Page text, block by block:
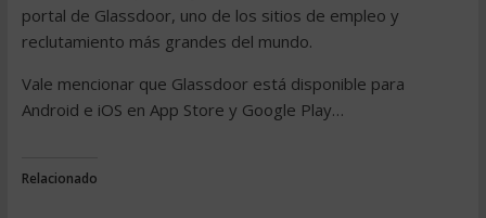
portal de Glassdoor, uno de los sitios de empleo y
reclutamiento más grandes del mundo.
Vale mencionar que Glassdoor está disponible para
Android e iOS en App Store y Google Play…
Relacionado